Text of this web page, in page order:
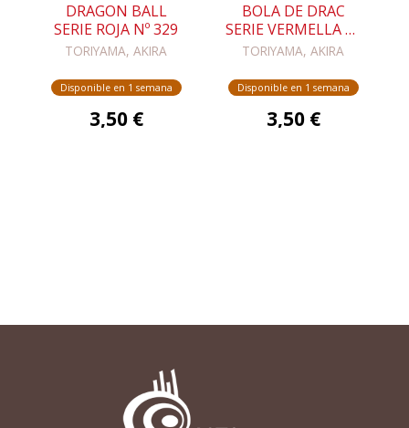
DRAGON BALL
SERIE ROJA Nº 329
TORIYAMA, AKIRA
Disponible en 1 semana
3,50 €
BOLA DE DRAC
SERIE VERMELLA Nº
329
TORIYAMA, AKIRA
Disponible en 1 semana
3,50 €